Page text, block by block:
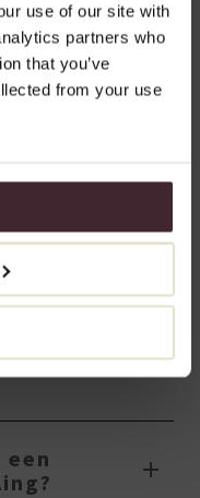
use of our site with
partners who
that you’ve
from your use
wij uitsluitend
expertise en staat
centraal. Bijwerkingen
of lichte